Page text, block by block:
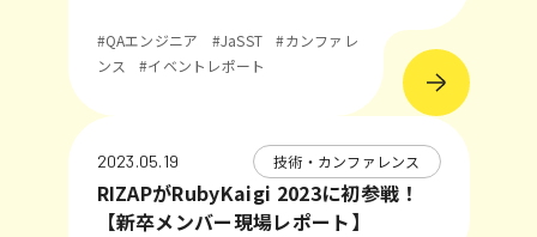
#QAエンジニア #JaSST
#カンファレ
ンス
#イベントレポート
2023.05.19 技術・カンファレンス
RIZAPがRubyKaigi 2023に初参戦！
【新卒メンバー現場レポート】